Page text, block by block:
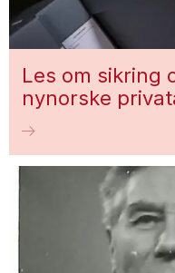
Les om sikring
nynorske